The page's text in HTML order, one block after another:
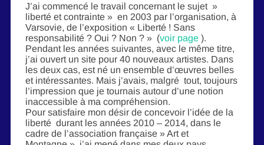
J’ai commencé le travail concernant le sujet »
liberté et contrainte » en 2003 par l’organisation, à
Varsovie, de l’exposition « Liberté ! Sans
responsabilité ? Oui ? Non ? » (voir page ).
Pendant les années suivantes, avec le même titre,
j’ai ouvert un site pour 40 nouveaux artistes. Dans
les deux cas, est né un ensemble d’œuvres belles
et intéressantes. Mais j’avais, malgré tout, toujours
l’impression que je tournais autour d’une notion
inaccessible à ma compréhension.
Pour satisfaire mon désir de concevoir l’idée de la
liberté durant les années 2010 – 2014, dans le
cadre de l’association française » Art et